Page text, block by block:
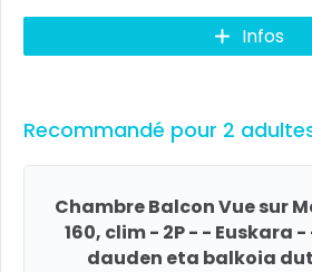
Infos
Recommandé pour 2
Chambre Balcon Vue sur
160, clim - 2P - - Euskara
dauden eta balkoia